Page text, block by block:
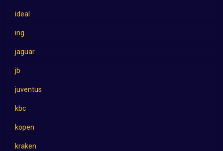
ideal
ing
jaguar
jb
juventus
kbc
kopen
kraken